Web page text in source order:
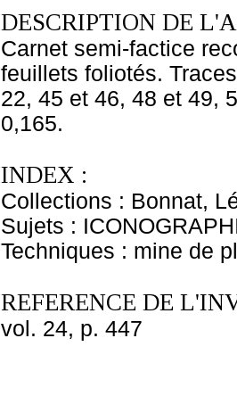
DESCRIPTION DE
Carnet semi-factice
feuillets foliotés.
22, 45 et 46, 48 et 49,
0,165.
INDEX :
Collections : Bonnat,
Sujets :
Techniques : mine de
REFERENCE DE
vol. 24, p. 447